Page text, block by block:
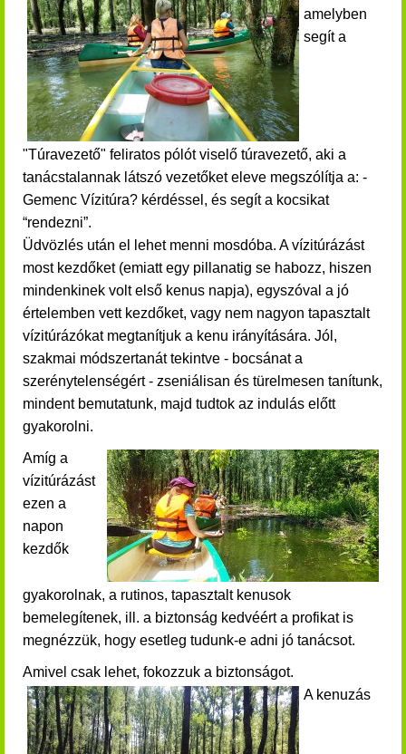
amelyben
segít a
"Túravezető" feliratos pólót viselő túravezető, aki a
tanácstalannak látszó vezetőket eleve megszólítja a: -
Gemenc Vízitúra? kérdéssel, és segít a kocsikat
“rendezni”.
Üdvözlés után el lehet menni mosdóba. A vízitúrázást
most kezdőket (emiatt egy pillanatig se habozz, hiszen
mindenkinek volt első kenus napja), egyszóval a jó
értelemben vett kezdőket, vagy nem nagyon tapasztalt
vízitúrázókat megtanítjuk a kenu irányítására. Jól,
szakmai módszertanát tekintve - bocsánat a
szerénytelenségért - zseniálisan és türelmesen tanítunk,
mindent bemutatunk, majd tudtok az indulás előtt
gyakorolni.
Amíg a
vízitúrázást
ezen a
napon
kezdők
gyakorolnak, a rutinos, tapasztalt kenusok
bemelegítenek, ill. a biztonság kedvéért a profikat is
megnézzük, hogy esetleg tudunk-e adni jó tanácsot.
Amivel csak lehet, fokozzuk a biztonságot.
A kenuzás